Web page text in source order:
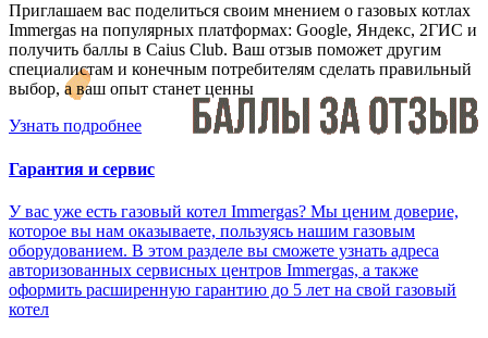
Приглашаем вас поделиться своим мнением о газовых котлах
Immergas на популярных платформах: Google, Яндекс, 2ГИС и
получить баллы в Caius Club. Ваш отзыв поможет другим
специалистам и конечным потребителям сделать правильный
выбор, а ваш опыт станет ценны
Узнать подробнее
Гарантия и сервис
У вас уже есть газовый котел Immergas? Мы ценим доверие,
которое вы нам оказываете, пользуясь нашим газовым
оборудованием. В этом разделе вы сможете узнать адреса
авторизованных сервисных центров Immergas, а также
оформить расширенную гарантию до 5 лет на свой газовый
котел